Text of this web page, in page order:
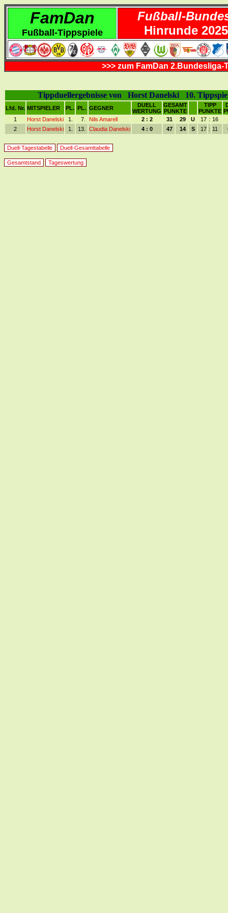
FamDan
Fußball-Tippspiele
Fußball-
Hinrunde
>>> zum FamDan
Tippduellergebnisse von Horst Danelski 10.
Lfd. Nr. MITSPIELER PL. PL. GEGNER
DUELL
WERTUNG
GESAMT
PUNKTE
TIPP
PUNKTE
1
Horst Danelski 1. 7. Nils Amarell 2 : 2 31 29 U 17 : 16
2
Horst Danelski 1. 13. Claudia Danelski 4 : 0 47 14 S 17 : 11
Duell-Tagestabelle Duell-Gesamttabelle
Gesamtstand Tageswertung